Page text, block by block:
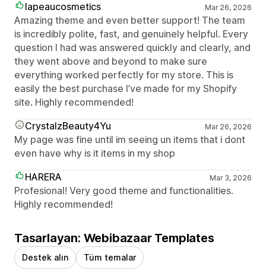
lapeaucosmetics
Mar 26, 2026
Amazing theme and even better support! The team
is incredibly polite, fast, and genuinely helpful. Every
question I had was answered quickly and clearly, and
they went above and beyond to make sure
everything worked perfectly for my store. This is
easily the best purchase I’ve made for my Shopify
site. Highly recommended!
CrystalzBeauty4Yu
Mar 26, 2026
My page was fine until im seeing un items that i dont
even have why is it items in my shop
HARERA
Mar 3, 2026
Profesional! Very good theme and functionalities.
Highly recommended!
Tasarlayan: Webibazaar Templates
Destek alın Tüm temalar